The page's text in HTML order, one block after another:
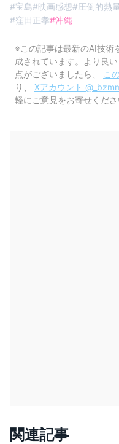
#宝島#映画感想#圧倒的熱
#窪田正孝#沖縄
※この記事は最新のAI技術
成されています。より良
点がございましたら、
こ
り、
Xアカウント
軽にご意見をお寄せくださ
関連記事